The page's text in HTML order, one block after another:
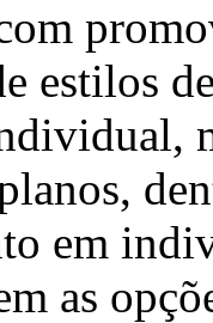
estilos
em
as